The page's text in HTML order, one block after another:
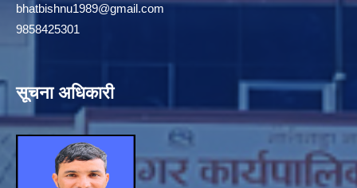
bhatbishnu1989@gmail.com
9858425301
सूचना अधिकारी